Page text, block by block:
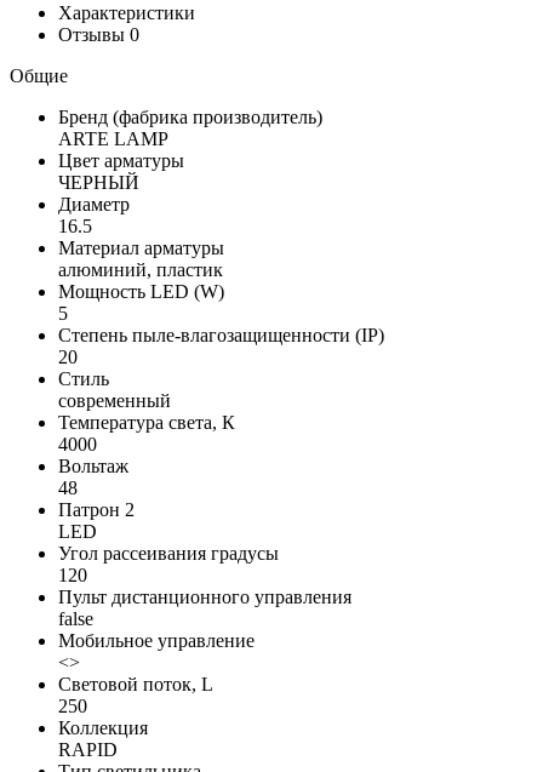
Характеристики
Отзывы 0
Общие
Бренд (фабрика производитель)
ARTE LAMP
Цвет арматуры
ЧЕРНЫЙ
Диаметр
16.5
Материал арматуры
алюминий, пластик
Мощность LED (W)
5
Степень пыле-влагозащищенности (IP)
20
Стиль
современный
Температура света, К
4000
Вольтаж
48
Патрон 2
LED
Угол рассеивания градусы
120
Пульт дистанционного управления
false
Мобильное управление
<>
Световой поток, L
250
Коллекция
RAPID